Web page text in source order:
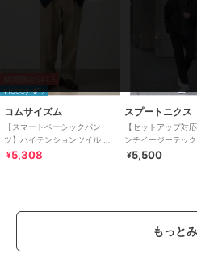
¥1000ｸｰﾎﾟﾝ
コムサイズム
【スマートベーシックパン
ツ】ハイテンションツイル ワ
イドテーパードパンツ
¥5,308
スプートニクス
【セットアップ対
ンチイージーテッ
¥5,500
もっと